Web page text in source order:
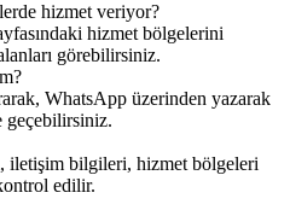
hizmet veriyor?
hizmet bölgelerini
görebilirsiniz.
WhatsApp üzerinden yazarak
geçebilirsiniz.
iletişim bilgileri, hizmet bölgeleri
edilir.